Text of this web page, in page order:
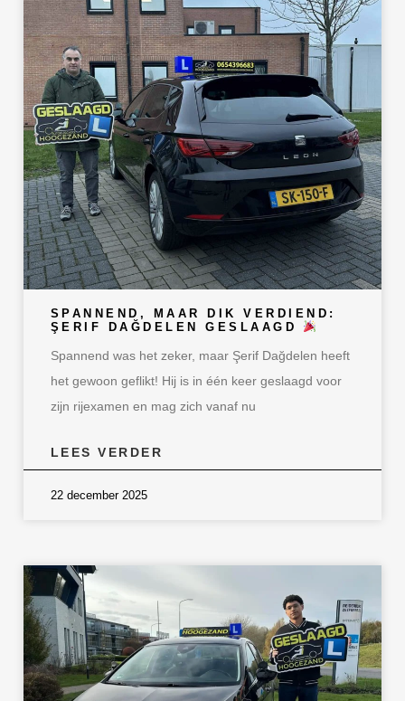
SPANNEND, MAAR DIK VERDIEND:
ŞERIF DAĞDELEN GESLAAGD
Spannend was het zeker, maar Şerif Dağdelen heeft
het gewoon geflikt! Hij is in één keer geslaagd voor
zijn rijexamen en mag zich vanaf nu
LEES VERDER
22 december 2025